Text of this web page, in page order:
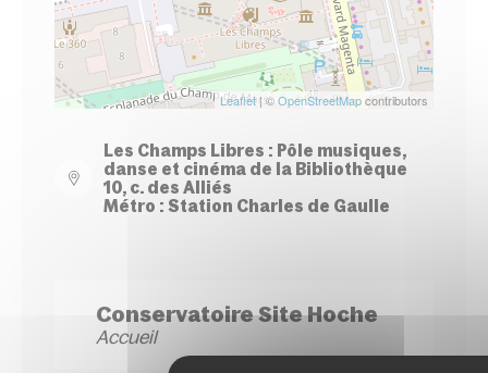
Leaflet| ©OpenStreetMapcontributors
Les Champs Libres : Pôle musiques,
danse et cinéma de la Bibliothèque
10, c. des Alliés
Métro : Station Charles de Gaulle
Conservatoire Site Hoche
Accueil